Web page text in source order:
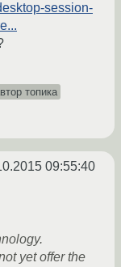
session-
топика
09:55:40
yet offer the